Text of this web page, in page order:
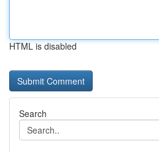
HTML is disabled
Search